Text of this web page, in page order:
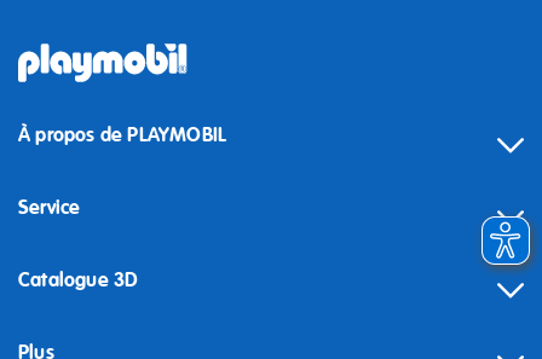
À propos de PLAYMOBIL
Service
Catalogue 3D
Plus